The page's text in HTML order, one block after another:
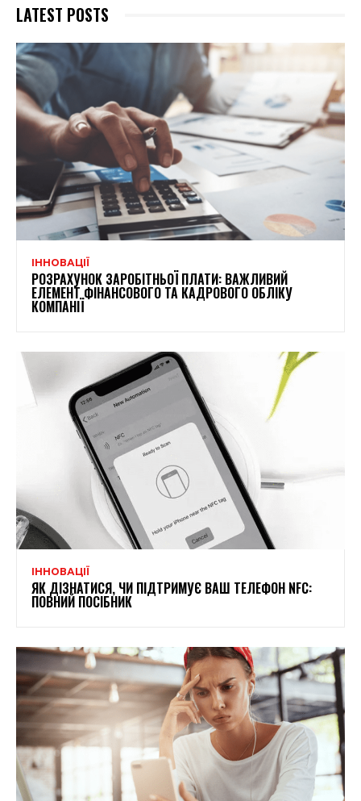
LATEST POSTS
ІННОВАЦІЇ
РОЗРАХУНОК ЗАРОБІТНЬОЇ ПЛАТИ: ВАЖЛИВИЙ
ЕЛЕМЕНТ ФІНАНСОВОГО ТА КАДРОВОГО ОБЛІКУ
КОМПАНІЇ
ІННОВАЦІЇ
ЯК ДІЗНАТИСЯ, ЧИ ПІДТРИМУЄ ВАШ ТЕЛЕФОН NFC:
ПОВНИЙ ПОСІБНИК